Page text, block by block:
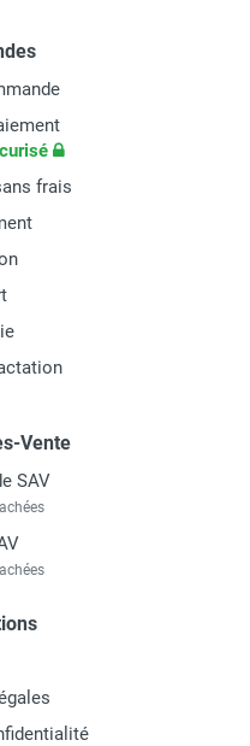
frais
Vente
SAV